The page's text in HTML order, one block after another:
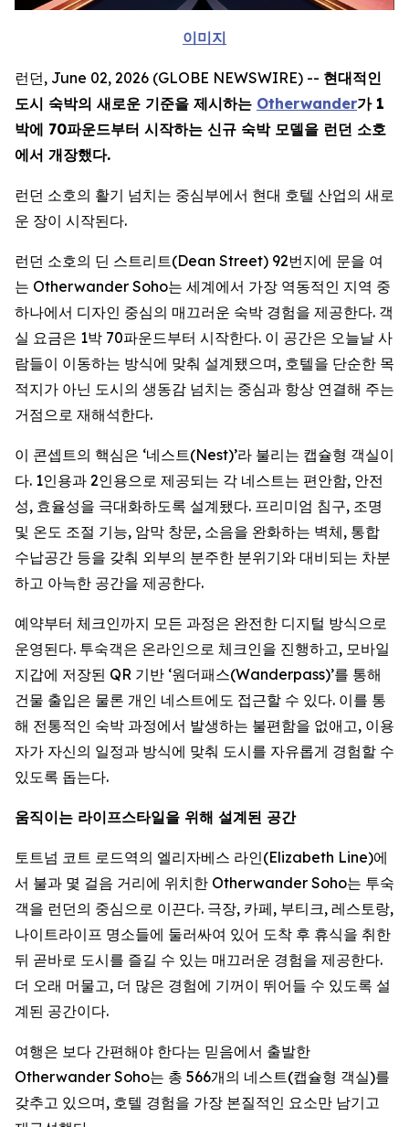
이미지
런던, June 02, 2026 (GLOBE NEWSWIRE) -- 현대적인
도시 숙박의 새로운 기준을 제시하는 Otherwander가 1
박에 70파운드부터 시작하는 신규 숙박 모델을 런던 소호
에서 개장했다.
런던 소호의 활기 넘치는 중심부에서 현대 호텔 산업의 새로
운 장이 시작된다.
런던 소호의 딘 스트리트(Dean Street) 92번지에 문을 여
는 Otherwander Soho는 세계에서 가장 역동적인 지역 중
하나에서 디자인 중심의 매끄러운 숙박 경험을 제공한다. 객
실 요금은 1박 70파운드부터 시작한다. 이 공간은 오늘날 사
람들이 이동하는 방식에 맞춰 설계됐으며, 호텔을 단순한 목
적지가 아닌 도시의 생동감 넘치는 중심과 항상 연결해 주는
거점으로 재해석한다.
이 콘셉트의 핵심은 ‘네스트(Nest)’라 불리는 캡슐형 객실이
다. 1인용과 2인용으로 제공되는 각 네스트는 편안함, 안전
성, 효율성을 극대화하도록 설계됐다. 프리미엄 침구, 조명
및 온도 조절 기능, 암막 창문, 소음을 완화하는 벽체, 통합
수납공간 등을 갖춰 외부의 분주한 분위기와 대비되는 차분
하고 아늑한 공간을 제공한다.
예약부터 체크인까지 모든 과정은 완전한 디지털 방식으로
운영된다. 투숙객은 온라인으로 체크인을 진행하고, 모바일
지갑에 저장된 QR 기반 ‘원더패스(Wanderpass)’를 통해
건물 출입은 물론 개인 네스트에도 접근할 수 있다. 이를 통
해 전통적인 숙박 과정에서 발생하는 불편함을 없애고, 이용
자가 자신의 일정과 방식에 맞춰 도시를 자유롭게 경험할 수
있도록 돕는다.
움직이는 라이프스타일을 위해 설계된 공간
토트넘 코트 로드역의 엘리자베스 라인(Elizabeth Line)에
서 불과 몇 걸음 거리에 위치한 Otherwander Soho는 투숙
객을 런던의 중심으로 이끈다. 극장, 카페, 부티크, 레스토랑,
나이트라이프 명소들에 둘러싸여 있어 도착 후 휴식을 취한
뒤 곧바로 도시를 즐길 수 있는 매끄러운 경험을 제공한다.
더 오래 머물고, 더 많은 경험에 기꺼이 뛰어들 수 있도록 설
계된 공간이다.
여행은 보다 간편해야 한다는 믿음에서 출발한
Otherwander Soho는 총 566개의 네스트(캡슐형 객실)를
갖추고 있으며, 호텔 경험을 가장 본질적인 요소만 남기고